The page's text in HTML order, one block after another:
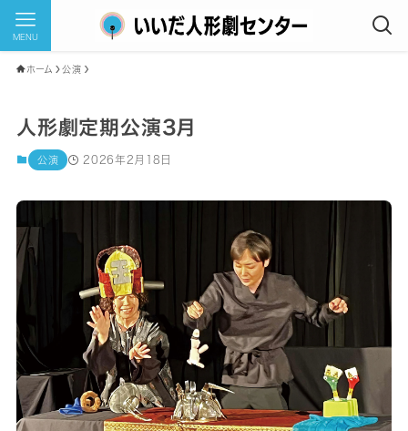
MENU
ホーム 公演
人形劇定期公演3月
公演 2026年2月18日